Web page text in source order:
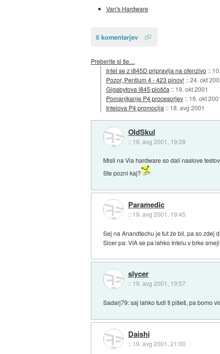
Van's Hardware
5 komentarjev
Preberite si še…
Intel se z i845D pripravlja na ofenzivo ::
Pozor, Pentium 4 - 423 pinov! ::24. okt
Gigabytova i845 plošča :: 19. okt 2001
Pomanjkanje P4 procesorjev :: 16. okt
Intelova P4 promocija :: 18. avg 2001
OldSkul
:: 19. avg 2001, 19:28
Misli na Via hardware so dali naslove
Ste pozni kaj?
Paramedic
:: 19. avg 2001, 19:45
Sej na Anandtechu je tut že bil, pa so zdej
Sicer pa: VIA se pa lahko Intelu v brke
slycer
:: 19. avg 2001, 19:57
Sadarj79: saj lahko tudi ti pišeš, pa bomo
Daishi
:: 19. avg 2001, 21:00